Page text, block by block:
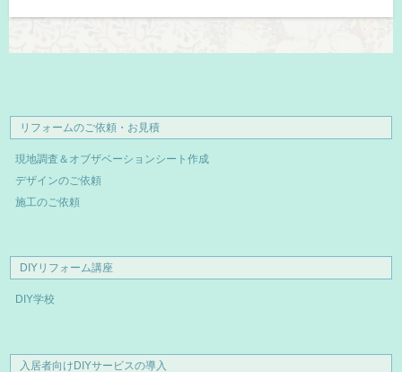
リフォームのご依頼・お見積
現地調査＆オブザベーションシート作成
デザインのご依頼
施工のご依頼
DIYリフォーム講座
DIY学校
入居者向けDIYサービスの導入